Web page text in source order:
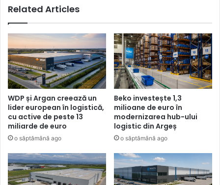
Related Articles
WDP și Argan creează un
lider european în logistică,
cu active de peste 13
miliarde de euro
o săptămână ago
Beko investește 1,3
milioane de euro în
modernizarea hub-ului
logistic din Argeș
o săptămână ago